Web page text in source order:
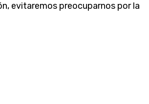
evitaremos preocuparnos por la